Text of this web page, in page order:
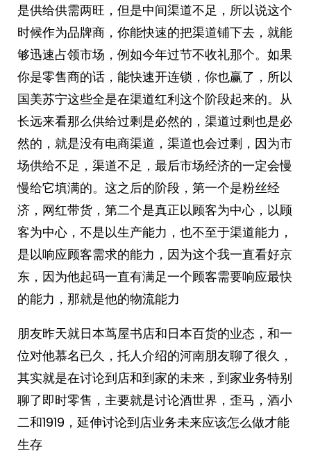
是供给供需两旺，但是中间渠道不足，所以说这个
时候作为品牌商，你能快速的把渠道铺下去，就能
够迅速占领市场，例如今年过节不收礼那个。如果
你是零售商的话，能快速开连锁，你也赢了，所以
国美苏宁这些全是在渠道红利这个阶段起来的。从
长远来看那么供给过剩是必然的，渠道过剩也是必
然的，就是没有电商渠道，渠道也会过剩，因为市
场供给不足，渠道不足，最后市场经济的一定会慢
慢给它填满的。这之后的阶段，第一个是粉丝经
济，网红带货，第二个是真正以顾客为中心，以顾
客为中心，不是以生产能力，也不至于渠道能力，
是以响应顾客需求的能力，因为这个我一直看好京
东，因为他起码一直有满足一个顾客需要响应最快
的能力，那就是他的物流能力
朋友昨天就日本茑屋书店和日本百货的业态，和一
位对他慕名已久，托人介绍的河南朋友聊了很久，
其实就是在讨论到店和到家的未来，到家业务特别
聊了即时零售，主要就是讨论酒世界，歪马，酒小
二和1919，延伸讨论到店业务未来应该怎么做才能
生存